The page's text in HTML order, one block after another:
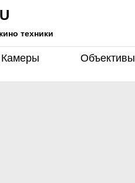
техники
Камеры Объективы